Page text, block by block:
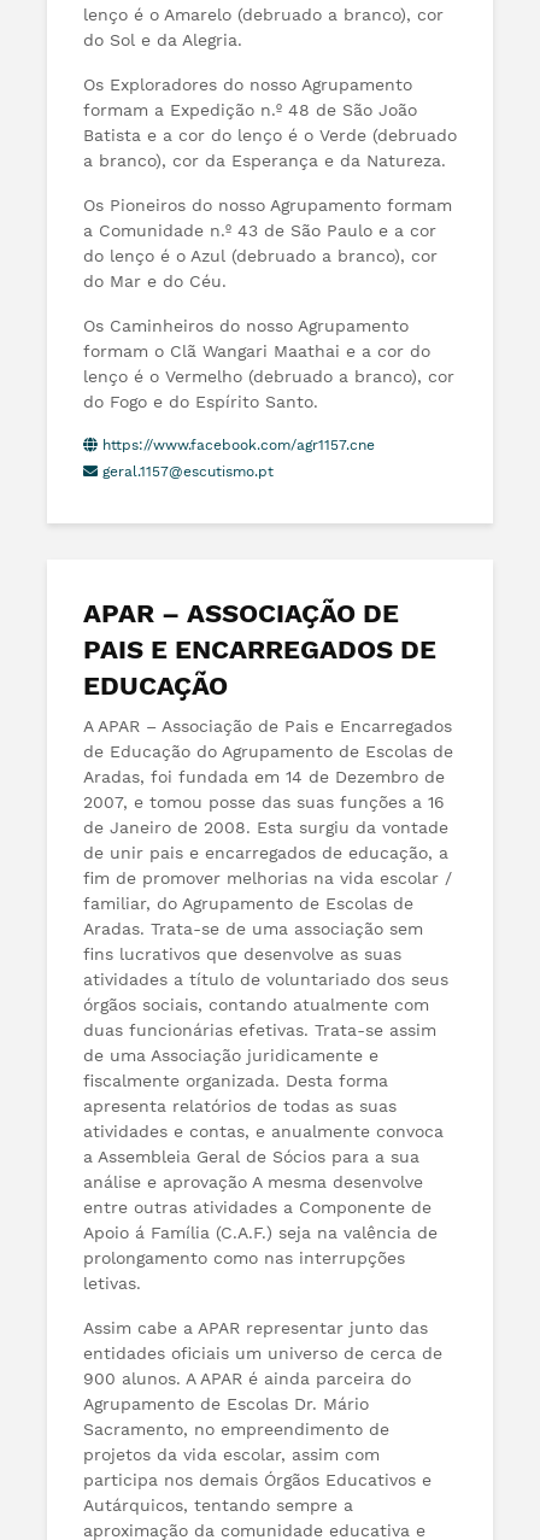
lenço é o Amarelo (debruado a branco), cor
do Sol e da Alegria.
Os Exploradores do nosso Agrupamento
formam a Expedição n.º 48 de São João
Batista e a cor do lenço é o Verde (debruado
a branco), cor da Esperança e da Natureza.
Os Pioneiros do nosso Agrupamento formam
a Comunidade n.º 43 de São Paulo e a cor
do lenço é o Azul (debruado a branco), cor
do Mar e do Céu.
Os Caminheiros do nosso Agrupamento
formam o Clã Wangari Maathai e a cor do
lenço é o Vermelho (debruado a branco), cor
do Fogo e do Espírito Santo.
https://www.facebook.com/agr1157.cne
geral.1157@escutismo.pt
APAR – ASSOCIAÇÃO DE
PAIS E ENCARREGADOS DE
EDUCAÇÃO
A APAR – Associação de Pais e Encarregados
de Educação do Agrupamento de Escolas de
Aradas, foi fundada em 14 de Dezembro de
2007, e tomou posse das suas funções a 16
de Janeiro de 2008. Esta surgiu da vontade
de unir pais e encarregados de educação, a
fim de promover melhorias na vida escolar /
familiar, do Agrupamento de Escolas de
Aradas. Trata-se de uma associação sem
fins lucrativos que desenvolve as suas
atividades a título de voluntariado dos seus
órgãos sociais, contando atualmente com
duas funcionárias efetivas. Trata-se assim
de uma Associação juridicamente e
fiscalmente organizada. Desta forma
apresenta relatórios de todas as suas
atividades e contas, e anualmente convoca
a Assembleia Geral de Sócios para a sua
análise e aprovação A mesma desenvolve
entre outras atividades a Componente de
Apoio á Família (C.A.F.) seja na valência de
prolongamento como nas interrupções
letivas.
Assim cabe a APAR representar junto das
entidades oficiais um universo de cerca de
900 alunos. A APAR é ainda parceira do
Agrupamento de Escolas Dr. Mário
Sacramento, no empreendimento de
projetos da vida escolar, assim com
participa nos demais Órgãos Educativos e
Autárquicos, tentando sempre a
aproximação da comunidade educativa e